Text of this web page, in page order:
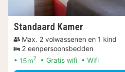
Standaard Kamer
Max. 2 volwassenen en 1 kind
2 eenpersoonsbedden
15m2 Gratis wifi Wifi